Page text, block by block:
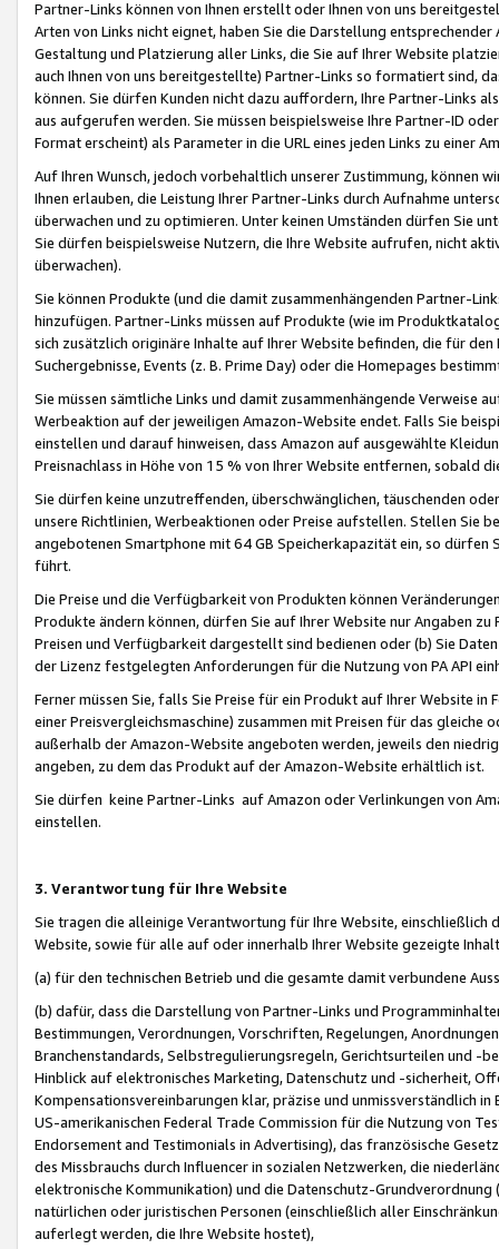
Partner-Links können von Ihnen erstellt oder Ihnen von uns
Arten von Links nicht eignet, haben Sie die Darstellung
Gestaltung und Platzierung aller Links, die Sie auf Ihrer Website
auch Ihnen von uns bereitgestellte) Partner-Links so formatiert sind,
können. Sie dürfen Kunden nicht dazu auffordern, Ihre Partner-Links
aus aufgerufen werden. Sie müssen beispielsweise Ihre Partner-ID
Format erscheint) als Parameter in die URL eines jeden Links zu einer
Auf Ihren Wunsch, jedoch vorbehaltlich unserer Zustimmung, können
Ihnen erlauben, die Leistung Ihrer Partner-Links durch Aufnahme
überwachen und zu optimieren. Unter keinen Umständen dürfen Sie
Sie dürfen beispielsweise Nutzern, die Ihre Website aufrufen, nicht
überwachen).
Sie können Produkte (und die damit zusammenhängenden Partner-
hinzufügen. Partner-Links müssen auf Produkte (wie im
sich zusätzlich originäre Inhalte auf Ihrer Website befinden, die für
Suchergebnisse, Events (z. B. Prime Day) oder die Homepages
Sie müssen sämtliche Links und damit zusammenhängende
Werbeaktion auf der jeweiligen Amazon-Website endet. Falls Sie
einstellen und darauf hinweisen, dass Amazon auf ausgewählte
Preisnachlass in Höhe von 15 % von Ihrer Website entfernen, sobald
Sie dürfen keine unzutreffenden, überschwänglichen, täuschenden
unsere Richtlinien, Werbeaktionen oder Preise aufstellen. Stellen Sie
angebotenen Smartphone mit 64 GB Speicherkapazität ein, so dürfen
führt.
Die Preise und die Verfügbarkeit von Produkten können
Produkte ändern können, dürfen Sie auf Ihrer Website nur Angaben
Preisen und Verfügbarkeit dargestellt sind bedienen oder (b) Sie
der Lizenz festgelegten Anforderungen für die Nutzung von PA API
Ferner müssen Sie, falls Sie Preise für ein Produkt auf Ihrer Website
einer Preisvergleichsmaschine) zusammen mit Preisen für das
außerhalb der Amazon-Website angeboten werden, jeweils den
angeben, zu dem das Produkt auf der Amazon-Website erhältlich ist.
Sie dürfen keine Partner-Links auf Amazon oder Verlinkungen von
einstellen.
3. Verantwortung für Ihre Website
Sie tragen die alleinige Verantwortung für Ihre Website,
Website, sowie für alle auf oder innerhalb Ihrer Website gezeigte
(a) für den technischen Betrieb und die gesamte damit verbundene
(b) dafür, dass die Darstellung von Partner-Links und
Bestimmungen, Verordnungen, Vorschriften, Regelungen,
Branchenstandards, Selbstregulierungsregeln, Gerichtsurteilen und -
Hinblick auf elektronisches Marketing, Datenschutz und -sicherheit,
Kompensationsvereinbarungen klar, präzise und unmissverständlich
US-amerikanischen Federal Trade Commission für die Nutzung von
Endorsement and Testimonials in Advertising), das französische
des Missbrauchs durch Influencer in sozialen Netzwerken, die
elektronische Kommunikation) und die Datenschutz-
natürlichen oder juristischen Personen (einschließlich aller
auferlegt werden, die Ihre Website hostet),